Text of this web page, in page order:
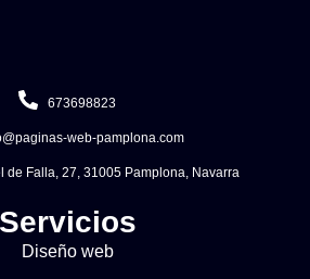
673698823
web-pamplona.com
de Falla, 27, 31005 Pamplona, Navarra
Servicios
Diseño web